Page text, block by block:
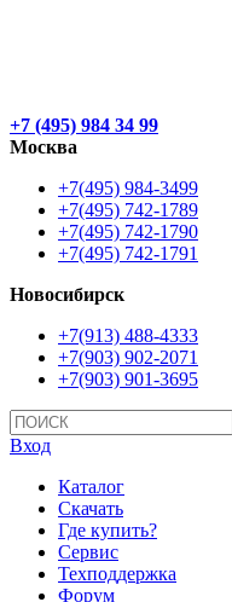
+7 (495) 984 34 99
Москва
+7(495) 984-3499
+7(495) 742-1789
+7(495) 742-1790
+7(495) 742-1791
Новосибирск
+7(913) 488-4333
+7(903) 902-2071
+7(903) 901-3695
Вход
Каталог
Скачать
Где купить?
Сервис
Техподдержка
Форум